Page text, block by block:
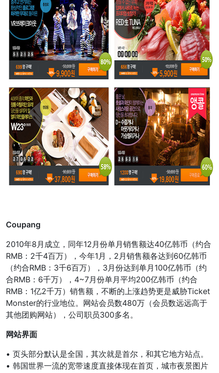
Coupang
2010年8月成立，同年12月份单月销售额达40亿韩币（约合
RMB：2千4百万），今年1月，2月销售额各达到60亿韩币
（约合RMB：3千6百万），3月份达到单月100亿韩币（约
合RMB：6千万），4~7月份单月平均200亿韩币（约合
RMB：1亿2千万）销售额，不断的上涨趋势更是威胁Ticket
Monster的行业地位。网站会员数480万（会员数远远高于
其他团购网站），公司职员300多名。
网站界面
• 页头部分默认是全国，其次就是首尔，和其它地方站点。
• 韩国世界一流的宽带速度直接体现在首页，城市夜景图片